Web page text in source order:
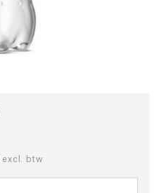
excl. btw